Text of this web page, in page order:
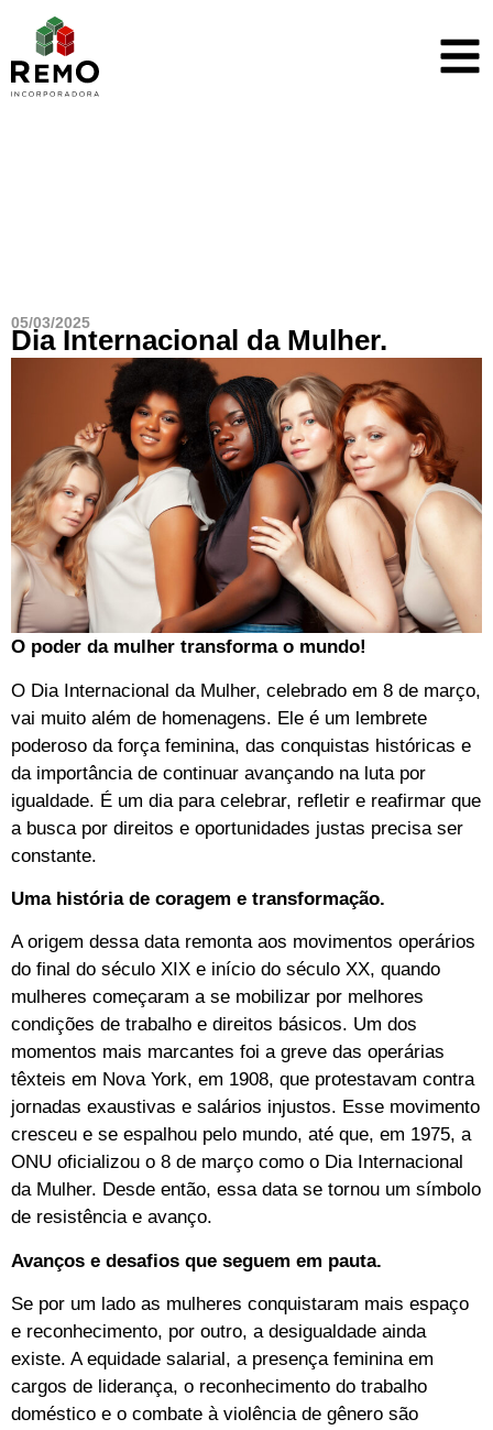
05/03/2025
Dia Internacional da Mulher.
O poder da mulher transforma o mundo!
O Dia Internacional da Mulher, celebrado em 8 de março,
vai muito além de homenagens. Ele é um lembrete
poderoso da força feminina, das conquistas históricas e
da importância de continuar avançando na luta por
igualdade. É um dia para celebrar, refletir e reafirmar que
a busca por direitos e oportunidades justas precisa ser
constante.
Uma história de coragem e transformação.
A origem dessa data remonta aos movimentos operários
do final do século XIX e início do século XX, quando
mulheres começaram a se mobilizar por melhores
condições de trabalho e direitos básicos. Um dos
momentos mais marcantes foi a greve das operárias
têxteis em Nova York, em 1908, que protestavam contra
jornadas exaustivas e salários injustos. Esse movimento
cresceu e se espalhou pelo mundo, até que, em 1975, a
ONU oficializou o 8 de março como o Dia Internacional
da Mulher. Desde então, essa data se tornou um símbolo
de resistência e avanço.
Avanços e desafios que seguem em pauta.
Se por um lado as mulheres conquistaram mais espaço
e reconhecimento, por outro, a desigualdade ainda
existe. A equidade salarial, a presença feminina em
cargos de liderança, o reconhecimento do trabalho
doméstico e o combate à violência de gênero são